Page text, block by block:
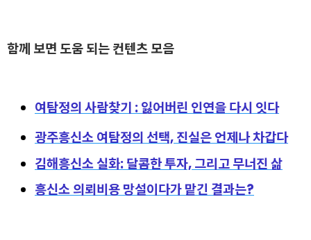
함께 보면 도움 되는 컨텐츠 모음
여탐정의 사람찾기 : 잃어버린 인연을 다시 잇다
광주흥신소 여탐정의 선택, 진실은 언제나 차갑다
김해흥신소 실화: 달콤한 투자, 그리고 무너진 삶
흥신소 의뢰비용 망설이다가 맡긴 결과는?